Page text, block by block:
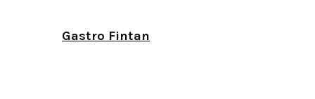
Gastro Fintan